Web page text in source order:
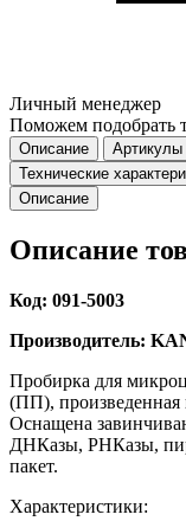
Личный менеджер
Поможем подобрать
Описание
Технические
Описание
Описание
Код: 091-5003
Производитель:
Пробирка для
(ПП), произведенная
Оснащена
ДНКазы, РНКазы,
пакет.
Характеристики: